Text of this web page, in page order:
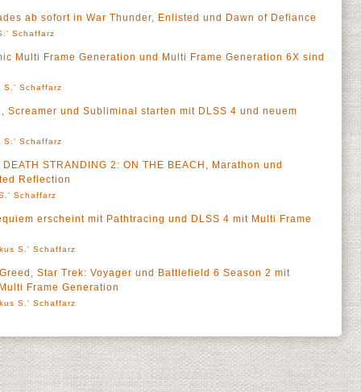
ab sofort in War Thunder, Enlisted und Dawn of Defiance
Schaffarz
Multi Frame Generation und Multi Frame Generation 6X sind
S.' Schaffarz
Screamer und Subliminal starten mit DLSS 4 und neuem
S.' Schaffarz
STRANDING 2: ON THE BEACH, Marathon und
Reflection
Schaffarz
erscheint mit Pathtracing und DLSS 4 mit Multi Frame
S.' Schaffarz
Star Trek: Voyager und Battlefield 6 Season 2 mit
Frame Generation
S.' Schaffarz